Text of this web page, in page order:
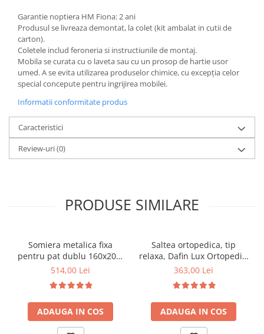
Garantie noptiera HM Fiona: 2 ani
Produsul se livreaza demontat, la colet (kit ambalat in cutii de
carton).
Coletele includ feroneria si instructiunile de montaj.
Mobila se curata cu o laveta sau cu un prosop de hartie usor
umed. A se evita utilizarea produselor chimice, cu excepția celor
special concepute pentru ingrijirea mobilei.
Informatii conformitate produs
Caracteristici
Review-uri(0)
PRODUSE SIMILARE
Somiera metalica fixa
pentru pat dublu 160x200,
6 picioare, 32 lamele lemn
saltea ferm, negru
514,00 Lei
ADAUGA IN COS
Saltea ortopedica, tip
relaxa, Dafin Lux Ortopedic,
90x200x21cm, fermitate
tip Bonell, fata vara-iarna,
sistem de aerisire cu
butoni, Salt Confort
363,00 Lei
ADAUGA IN COS